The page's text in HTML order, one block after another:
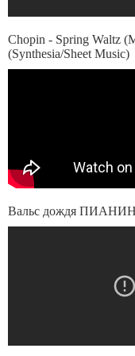
Chopin - Spring Waltz
(Synthesia/Sheet Music)
Вальс дождя